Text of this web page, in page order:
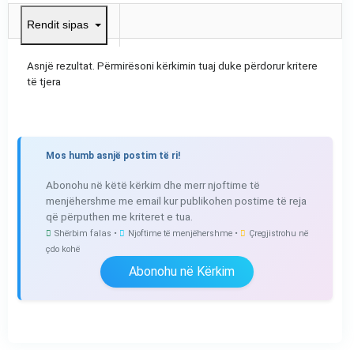
Rendit sipas
Asnjë rezultat. Përmirësoni kërkimin tuaj duke përdorur kritere
të tjera
Mos humb asnjë postim të ri!
Abonohu në këtë kërkim dhe merr njoftime të
menjëhershme me email kur publikohen postime të reja
që përputhen me kriteret e tua.
Shërbim falas • Njoftime të menjëhershme •
Çregjistrohu në
çdo kohë
Abonohu në Kërkim